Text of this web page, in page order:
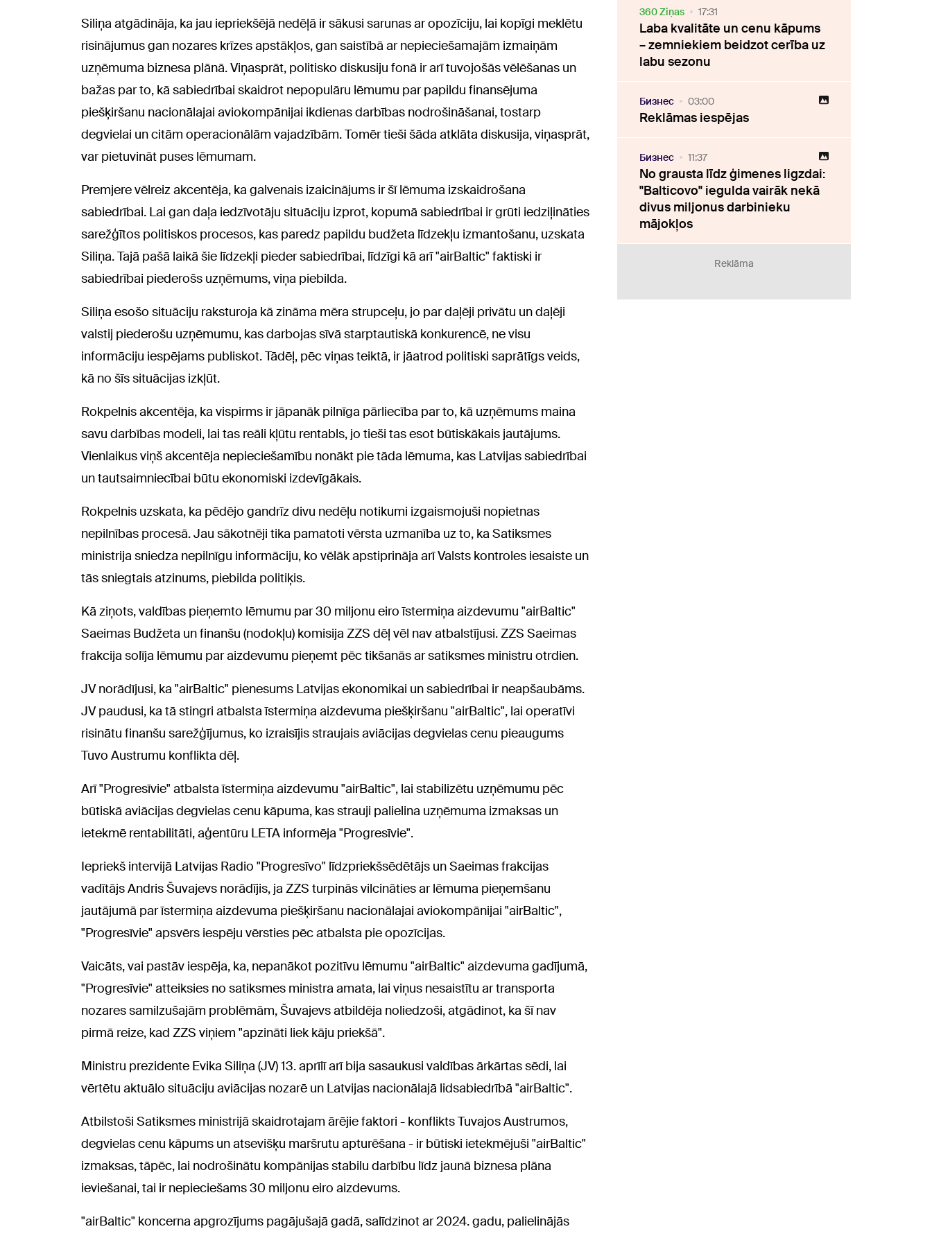
Siliņa atgādināja, ka jau iepriekšējā nedēļā ir sākusi sarunas ar opozīciju, lai kopīgi meklētu
risinājumus gan nozares krīzes apstākļos, gan saistībā ar nepieciešamajām izmaiņām
uzņēmuma biznesa plānā. Viņasprāt, politisko diskusiju fonā ir arī tuvojošās vēlēšanas un
bažas par to, kā sabiedrībai skaidrot nepopulāru lēmumu par papildu finansējuma
piešķiršanu nacionālajai aviokompānijai ikdienas darbības nodrošināšanai, tostarp
degvielai un citām operacionālām vajadzībām. Tomēr tieši šāda atklāta diskusija, viņasprāt,
var pietuvināt puses lēmumam.
Premjere vēlreiz akcentēja, ka galvenais izaicinājums ir šī lēmuma izskaidrošana
sabiedrībai. Lai gan daļa iedzīvotāju situāciju izprot, kopumā sabiedrībai ir grūti iedziļināties
sarežģītos politiskos procesos, kas paredz papildu budžeta līdzekļu izmantošanu, uzskata
Siliņa. Tajā pašā laikā šie līdzekļi pieder sabiedrībai, līdzīgi kā arī "airBaltic" faktiski ir
sabiedrībai piederošs uzņēmums, viņa piebilda.
Siliņa esošo situāciju raksturoja kā zināma mēra strupceļu, jo par daļēji privātu un daļēji
valstij piederošu uzņēmumu, kas darbojas sīvā starptautiskā konkurencē, ne visu
informāciju iespējams publiskot. Tādēļ, pēc viņas teiktā, ir jāatrod politiski saprātīgs veids,
kā no šīs situācijas izkļūt.
Rokpelnis akcentēja, ka vispirms ir jāpanāk pilnīga pārliecība par to, kā uzņēmums maina
savu darbības modeli, lai tas reāli kļūtu rentabls, jo tieši tas esot būtiskākais jautājums.
Vienlaikus viņš akcentēja nepieciešamību nonākt pie tāda lēmuma, kas Latvijas sabiedrībai
un tautsaimniecībai būtu ekonomiski izdevīgākais.
Rokpelnis uzskata, ka pēdējo gandrīz divu nedēļu notikumi izgaismojuši nopietnas
nepilnības procesā. Jau sākotnēji tika pamatoti vērsta uzmanība uz to, ka Satiksmes
ministrija sniedza nepilnīgu informāciju, ko vēlāk apstiprināja arī Valsts kontroles iesaiste un
tās sniegtais atzinums, piebilda politiķis.
Kā ziņots, valdības pieņemto lēmumu par 30 miljonu eiro īstermiņa aizdevumu "airBaltic"
Saeimas Budžeta un finanšu (nodokļu) komisija ZZS dēļ vēl nav atbalstījusi. ZZS Saeimas
frakcija solīja lēmumu par aizdevumu pieņemt pēc tikšanās ar satiksmes ministru otrdien.
JV norādījusi, ka "airBaltic" pienesums Latvijas ekonomikai un sabiedrībai ir neapšaubāms.
JV paudusi, ka tā stingri atbalsta īstermiņa aizdevuma piešķiršanu "airBaltic", lai operatīvi
risinātu finanšu sarežģījumus, ko izraisījis straujais aviācijas degvielas cenu pieaugums
Tuvo Austrumu konflikta dēļ.
Arī "Progresīvie" atbalsta īstermiņa aizdevumu "airBaltic", lai stabilizētu uzņēmumu pēc
būtiskā aviācijas degvielas cenu kāpuma, kas strauji palielina uzņēmuma izmaksas un
ietekmē rentabilitāti, aģentūru LETA informēja "Progresīvie".
Iepriekš intervijā Latvijas Radio "Progresīvo" līdzpriekšsēdētājs un Saeimas frakcijas
vadītājs Andris Šuvajevs norādījis, ja ZZS turpinās vilcināties ar lēmuma pieņemšanu
jautājumā par īstermiņa aizdevuma piešķiršanu nacionālajai aviokompānijai "airBaltic",
"Progresīvie" apsvērs iespēju vērsties pēc atbalsta pie opozīcijas.
Vaicāts, vai pastāv iespēja, ka, nepanākot pozitīvu lēmumu "airBaltic" aizdevuma gadījumā,
"Progresīvie" atteiksies no satiksmes ministra amata, lai viņus nesaistītu ar transporta
nozares samilzušajām problēmām, Šuvajevs atbildēja noliedzoši, atgādinot, ka šī nav
pirmā reize, kad ZZS viņiem "apzināti liek kāju priekšā".
Ministru prezidente Evika Siliņa (JV) 13. aprīlī arī bija sasaukusi valdības ārkārtas sēdi, lai
vērtētu aktuālo situāciju aviācijas nozarē un Latvijas nacionālajā lidsabiedrībā "airBaltic".
Atbilstoši Satiksmes ministrijā skaidrotajam ārējie faktori - konflikts Tuvajos Austrumos,
degvielas cenu kāpums un atsevišķu maršrutu apturēšana - ir būtiski ietekmējuši "airBaltic"
izmaksas, tāpēc, lai nodrošinātu kompānijas stabilu darbību līdz jaunā biznesa plāna
ieviešanai, tai ir nepieciešams 30 miljonu eiro aizdevums.
"airBaltic" koncerna apgrozījums pagājušajā gadā, salīdzinot ar 2024. gadu, palielinājās
360 Ziņas 17:31
Laba kvalitāte un cenu kāpums
– zemniekiem beidzot cerība uz
labu sezonu
Бизнес 03:00
Reklāmas iespējas
Бизнес 11:37
No grausta līdz ģimenes ligzdai:
"Balticovo" iegulda vairāk nekā
divus miljonus darbinieku
mājokļos
Reklāma